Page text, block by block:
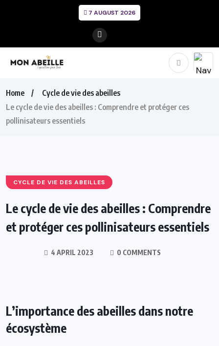
7 AUGUST 2026
Home
Cycle de vie des abeilles
Le cycle de vie des abeilles : Comprendre et protéger ces
pollinisateurs essentiels
CYCLE DE VIE DES ABEILLES
Le cycle de vie des abeilles : Comprendre
et protéger ces pollinisateurs essentiels
4 APRIL 2023 0 COMMENTS
L’importance des abeilles dans notre
écosystème